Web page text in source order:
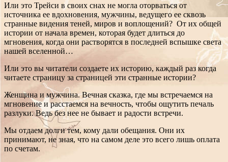
Или это Трейси в своих снах не могла оторваться от
источника ее вдохновения, мужчины, ведущего ее сквозь
странные видения теней, миров и воплощений? От их общей
истории от начала времен, которая будет длиться до
мгновения, когда они растворятся в последней вспышке света
нашей вселенной…
Или это вы читатели создаете их историю, каждый раз когда
читаете страницу за страницей эти странные истории?
Женщина и мужчина. Вечная сказка, где мы встречаемся на
мгновение и расстаемся на вечность, чтобы ощутить печаль
разлуки. Ведь без нее не бывает и радости встречи.
Мы отдаем долги тем, кому дали обещания. Они их
принимают, не зная, что на самом деле это всего лишь оплата
по счетам.